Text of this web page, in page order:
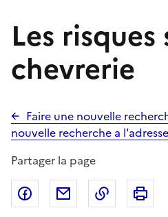
Les risques
chevrerie
Faire une nouvelle
nouvelle recherche a l'adresse
Partager la page
Partager sur Facebook
Partager par email
Copier